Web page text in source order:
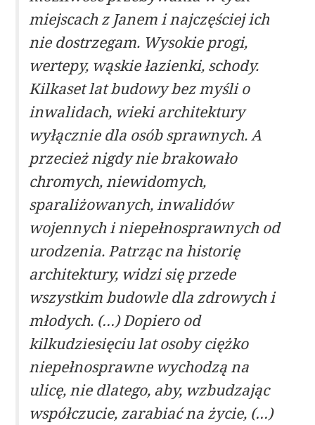
miejscach z Janem i najczęściej ich
nie dostrzegam. Wysokie progi,
wertepy, wąskie łazienki, schody.
Kilkaset lat budowy bez myśli o
inwalidach, wieki architektury
wyłącznie dla osób sprawnych. A
przecież nigdy nie brakowało
chromych, niewidomych,
sparaliżowanych, inwalidów
wojennych i niepełnosprawnych od
urodzenia. Patrząc na historię
architektury, widzi się przede
wszystkim budowle dla zdrowych i
młodych. (…) Dopiero od
kilkudziesięciu lat osoby ciężko
niepełnosprawne wychodzą na
ulicę, nie dlatego, aby, wzbudzając
współczucie, zarabiać na życie, (…)